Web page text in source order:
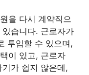
을 다시 계약직으
습니다. 근로자가
투입할 수 있으며,
이 있고, 근로자
가 쉽지 않은데,